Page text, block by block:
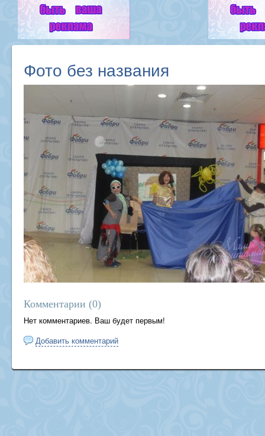
Фото без названия
Комментарии (0)
Нет комментариев. Ваш будет первым!
Добавить комментарий